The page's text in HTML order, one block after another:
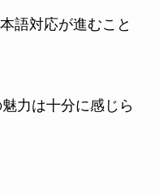
語対応が進むこと
力は十分に感じら